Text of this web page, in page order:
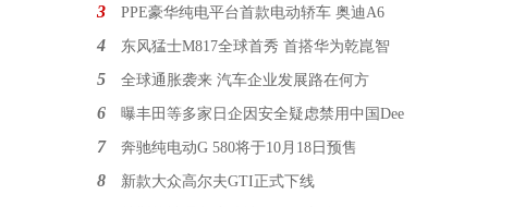
3 PPE豪华纯电平台首款电动轿车 奥迪A6
4 东风猛士M817全球首秀 首搭华为乾崑智
5 全球通胀袭来 汽车企业发展路在何方
6 曝丰田等多家日企因安全疑虑禁用中国Dee
7 奔驰纯电动G 580将于10月18日预售
8 新款大众高尔夫GTI正式下线